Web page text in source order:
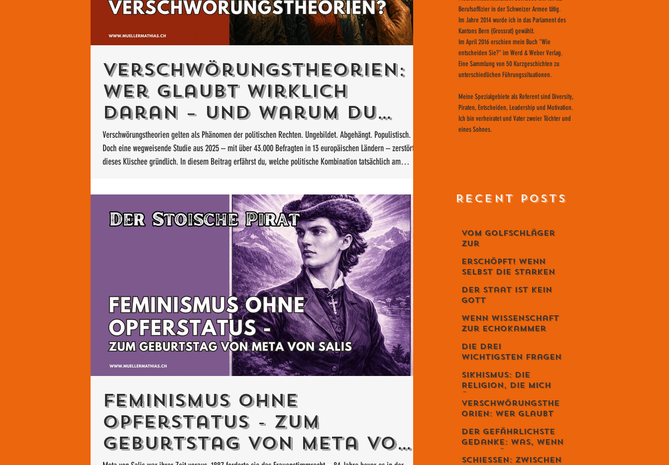
Verschwörungstheorien:
Wer glaubt wirklich
daran – und warum du
dich dabei wahrscheinlich
irrst
Verschwörungstheorien gelten als Phänomen der politischen Rechten. Ungebildet. Abgehängt. Populistisch.
Doch eine wegweisende Studie aus 2025 – mit über 43.000 Befragten in 13 europäischen Ländern – zerstört
dieses Klischee gründlich. In diesem Beitrag erfährst du, welche politische Kombination tatsächlich am
Feminismus ohne
Opferstatus - Zum
Geburtstag von Meta von
Berufsoffizier in der Schweizer Armee tätig.
Im Jahre 2014 wurde ich in das Parlament des
Kantons Bern (Grossrat) gewählt.
Im April 2016 erschien mein Buch "Wie
entscheiden Sie?" im Werd & Weber Verlag.
Eine Sammlung von 50 Kurzgeschichten zu
unterschiedlichen Führungssituationen.
Meine Spezialgebiete als Referent sind Diversity,
Piraten, Entscheiden, Leadership und Motivation.
Ich bin verheiratet und Vater zweier Töchter und
eines Sohnes.
RECENT POSTS
Vom Golfschläger
zur
Erschöpft! Wenn
selbst die Starken
Gespräch mit
Unternehmer Lukas
Jampen
Der Staat ist kein
Gott
Wenn Wissenschaft
zur Echokammer
Die drei
wichtigsten Fragen
Sikhismus: Die
Religion, die mich
und die sich
erstaunlich
schweizerisch
anfühlt
Verschwörungsthe
orien: Wer glaubt
und warum du dich
dabei
wahrscheinlich
Der gefährlichste
Gedanke: Was, wenn
Der Schweizer Tom
Schiessen: Zwischen